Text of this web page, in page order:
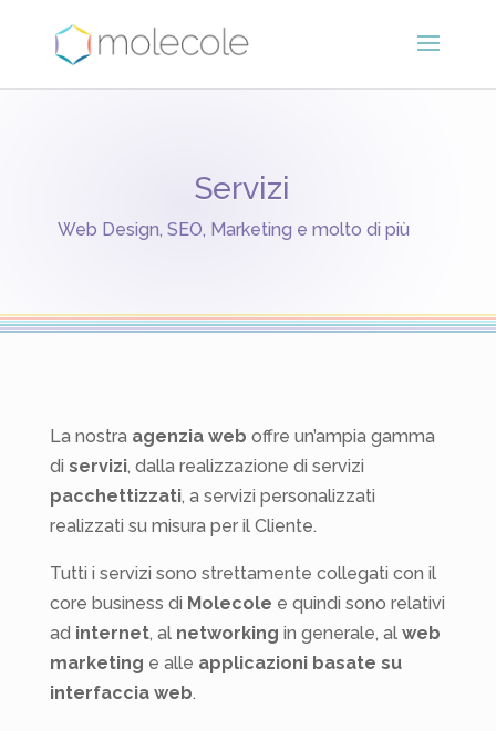
Servizi
Web Design, SEO, Marketing e molto di più
La nostra agenzia web offre un’ampia gamma
di servizi, dalla realizzazione di servizi
pacchettizzati, a servizi personalizzati
realizzati su misura per il Cliente.
Tutti i servizi sono strettamente collegati con il
core business di Molecole e quindi sono relativi
ad internet, al networking in generale, al web
marketing e alle applicazioni basate su
interfaccia web.